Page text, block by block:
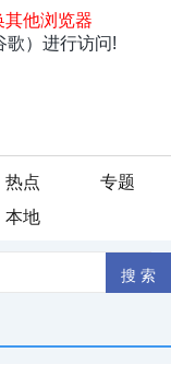
热点
专题
本地